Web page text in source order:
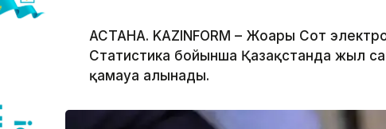
АСТАНА. KAZINFORM – Жоғарғы Сот
Статистика бойынша Қазақстанда жыл
қамауға алынады.